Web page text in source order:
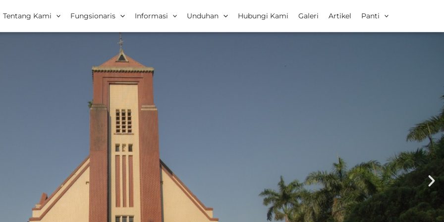
Tentang Kami Fungsionaris Informasi Unduhan Hubungi Kami Galeri Artikel Panti